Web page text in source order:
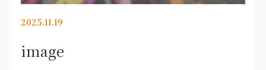
2025.11.19
image